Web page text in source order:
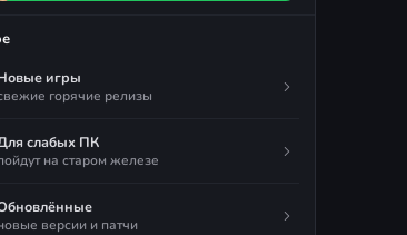
игры
горячие релизы
слабых ПК
на старом железе
версии и патчи